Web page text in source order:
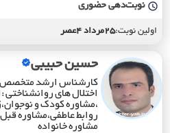
نوبت‌دهی حضوری
اولین نوبت:25مرداد 4عصر
حسین حبیبی
کارشناس ارشد متخصص
اختلال های
،مشاوره کودک و
روابط عاطفی،مشاوره
مشاوره خانواده